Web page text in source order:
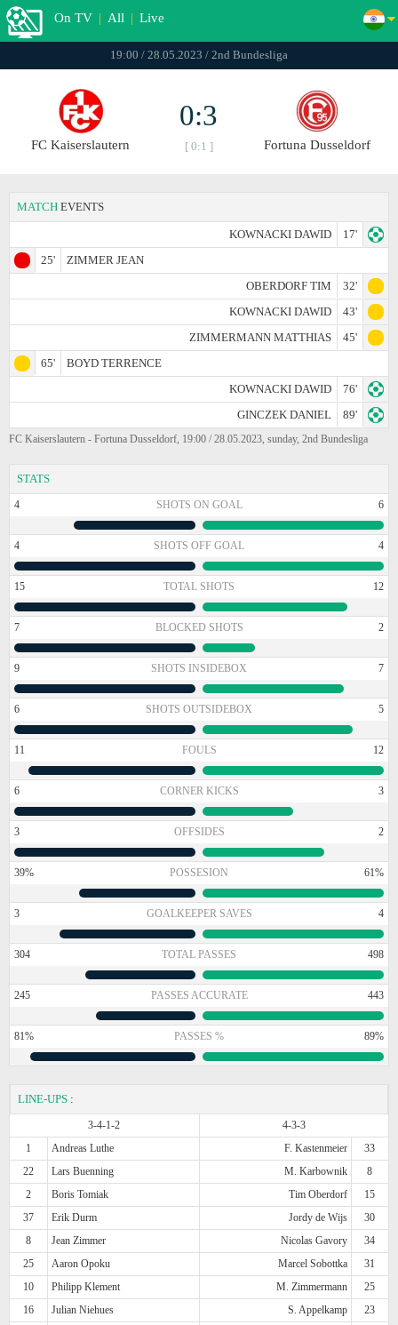
On TV | All | Live
19:00 / 28.05.2023 / 2nd Bundesliga
FC Kaiserslautern
0:3
[ 0:1 ] Fortuna Dusseldorf
MATCH EVENTS
KOWNACKI DAWID
17'
25'
ZIMMER JEAN
OBERDORF TIM
32'
KOWNACKI DAWID
43'
ZIMMERMANN MATTHIAS
45'
65'
BOYD TERRENCE
KOWNACKI DAWID
76'
GINCZEK DANIEL
89'
FC Kaiserslautern - Fortuna Dusseldorf, 19:00 / 28.05.2023, sunday, 2nd Bundesliga
STATS
4 SHOTS ON GOAL 6
4 SHOTS OFF GOAL 4
15 TOTAL SHOTS 12
7 BLOCKED SHOTS 2
9 SHOTS INSIDEBOX 7
6 SHOTS OUTSIDEBOX 5
11 FOULS 12
6 CORNER KICKS 3
3 OFFSIDES 2
39% POSSESION 61%
3 GOALKEEPER SAVES 4
304 TOTAL PASSES 498
245 PASSES ACCURATE 443
81% PASSES % 89%
LINE-UPS :
3-4-1-2
4-3-3
1
Andreas Luthe F. Kastenmeier
33
22
Lars Buenning M. Karbownik
8
2
Boris Tomiak Tim Oberdorf
15
37
Erik Durm Jordy de Wijs
30
8
Jean Zimmer Nicolas Gavory
34
25
Aaron Opoku Marcel Sobottka
31
10
Philipp Klement M. Zimmermann
25
16
Julian Niehues S. Appelkamp
23